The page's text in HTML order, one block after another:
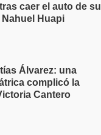
caer el auto de su
Huapi
Álvarez: una
complicó la
Cantero